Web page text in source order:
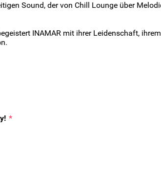
Sound, der von Chill Lounge über
INAMAR mit ihrer Leidenschaft,
*